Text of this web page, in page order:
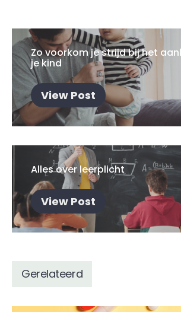
Zo voorkom je strijd bij het
je kind
View Post
Alles over leerplicht
View Post
Gerelateerd